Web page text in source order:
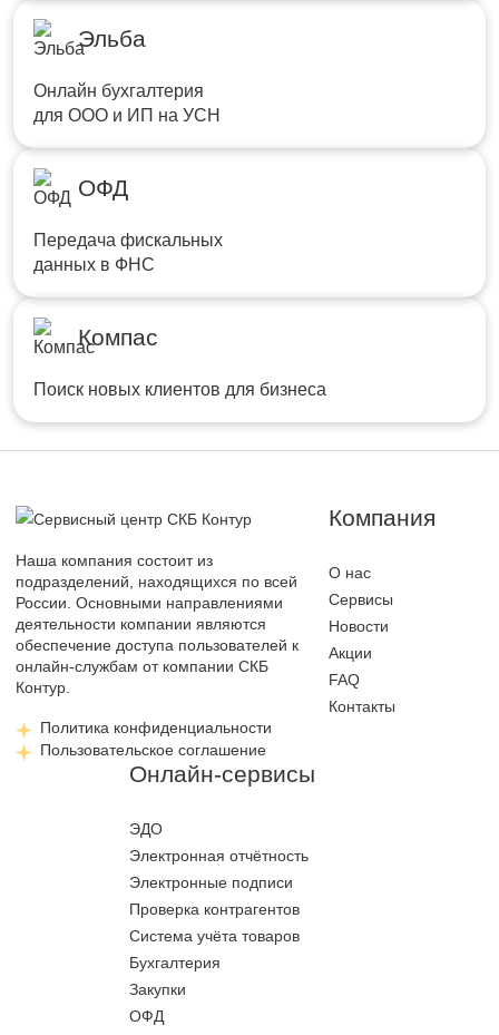
Эльба
Онлайн бухгалтерия
для ООО и ИП на УСН
ОФД
Передача фискальных
данных в ФНС
Компас
Поиск новых клиентов для бизнеса
Наша компания состоит из
подразделений, находящихся по всей
России. Основными направлениями
деятельности компании являются
обеспечение доступа пользователей к
онлайн-службам от компании СКБ
Контур.
Политика конфиденциальности
Пользовательское соглашение
Компания
О нас
Сервисы
Новости
Акции
FAQ
Контакты
Онлайн-сервисы
ЭДО
Электронная отчётность
Электронные подписи
Проверка контрагентов
Система учёта товаров
Бухгалтерия
Закупки
ОФД